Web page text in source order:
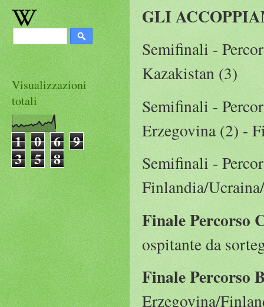
GLI
Semifinali -
Kazakistan (3)
Semifinali -
Erzegovina (2) -
Semifinali -
Finlandia/
Finale Percorso
ospitante da
Finale Percorso
Erzegovina/
Visualizzazioni
totali
1 0 6 9
3 5 8